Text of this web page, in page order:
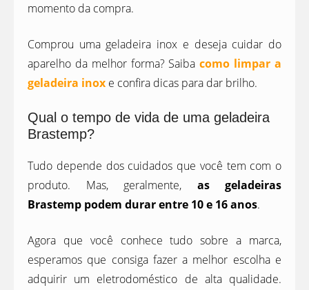
momento da compra.
Comprou uma geladeira inox e deseja cuidar do
aparelho da melhor forma? Saibacomo limpar a
geladeira inox e confira dicas para dar brilho.
Qual o tempo de vida de uma geladeira
Brastemp?
Tudo depende dos cuidados que você tem com o
produto. Mas, geralmente, as geladeiras
Brastemp podem durar entre 10 e 16 anos.
Agora que você conhece tudo sobre a marca,
esperamos que consiga fazer a melhor escolha e
adquirir um eletrodoméstico de alta qualidade.